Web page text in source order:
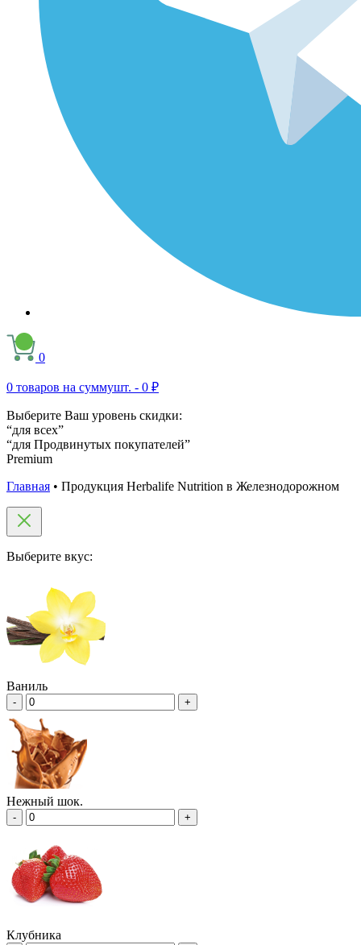
0
0 товаров на суммушт. - 0 ₽
Выберите Ваш уровень скидки:
“для всех”
“для Продвинутых покупателей”
Premium
Главная • Продукция Herbalife Nutrition в Железнодорожном
Выберите вкус:
Ваниль
- +
Нежный шок.
- +
Клубника